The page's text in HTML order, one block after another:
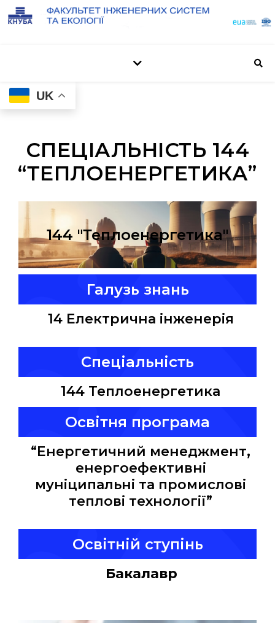
UK
СПЕЦІАЛЬНІСТЬ 144
“ТЕПЛОЕНЕРГЕТИКА”
144 "Теплоенергетика"
Галузь знань
14 Електрична інженерія
Спеціальність
144 Теплоенергетика
Освітня програма
“Енергетичний менеджмент,
енергоефективні
муніципальні та промислові
теплові технології”
Освітній ступінь
Бакалавр